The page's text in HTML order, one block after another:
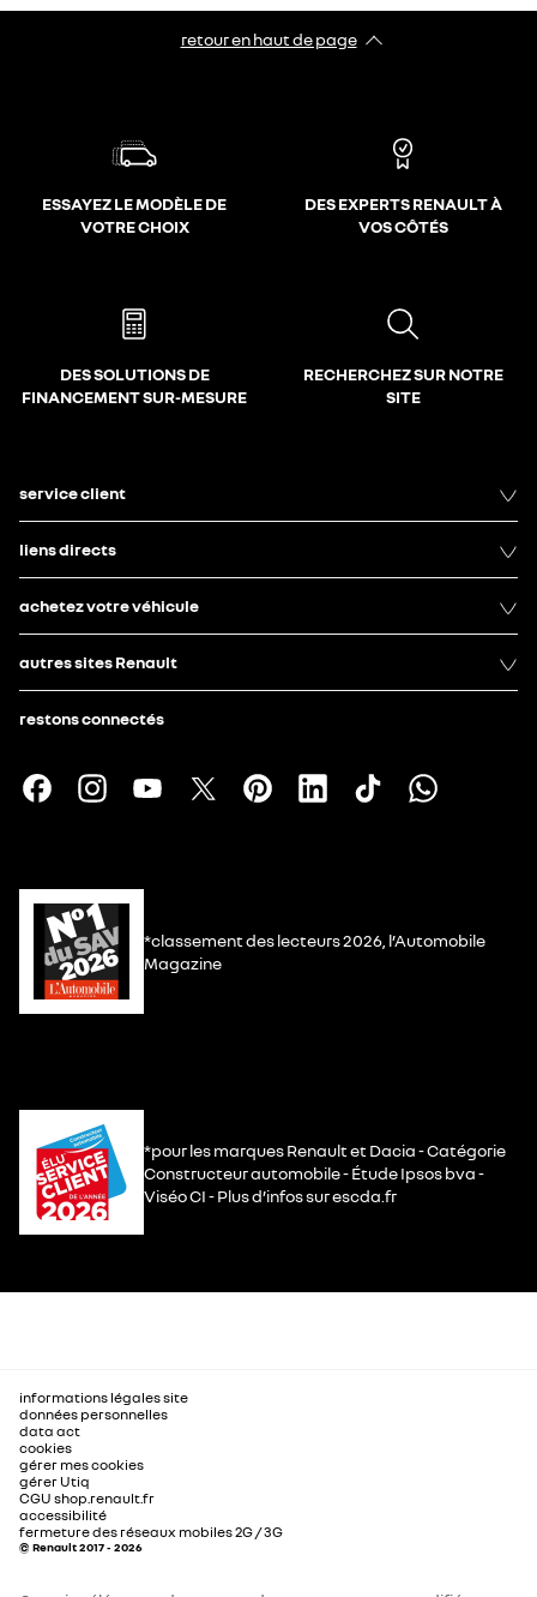
retour en haut de page​
ESSAYEZ LE MODÈLE DE
VOTRE CHOIX
DES EXPERTS RENAULT À
VOS CÔTÉS
DES SOLUTIONS DE
FINANCEMENT SUR-MESURE
RECHERCHEZ SUR NOTRE
SITE
service client
liens directs
achetez votre véhicule
autres sites Renault
restons connectés
*classement des lecteurs 2026, l’Automobile
Magazine
*pour les marques Renault et Dacia - Catégorie
Constructeur automobile - Étude Ipsos bva -
Viséo CI - Plus d’infos sur escda.fr
informations légales site
données personnelles
data act
cookies
gérer mes cookies
gérer Utiq
CGU shop.renault.fr
accessibilité
fermeture des réseaux mobiles 2G / 3G
© Renault 2017 - 2026